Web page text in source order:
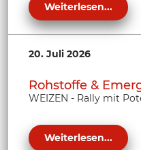
Weiterlesen...
20. Juli 2026
Rohstoffe &
WEIZEN - Rally mit
Weiterlesen...